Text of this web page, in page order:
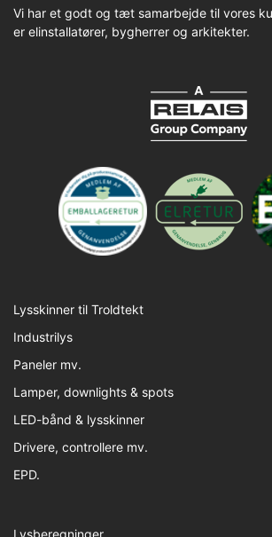
Vi har et godt og tæt samarbejde til vores
er elinstallatører, bygherrer og arkitekter.
Lysskinner til Troldtekt
Industrilys
Paneler mv.
Lamper, downlights & spots
LED-bånd & lysskinner
Drivere, controllere mv.
EPD.
Lysberegninger